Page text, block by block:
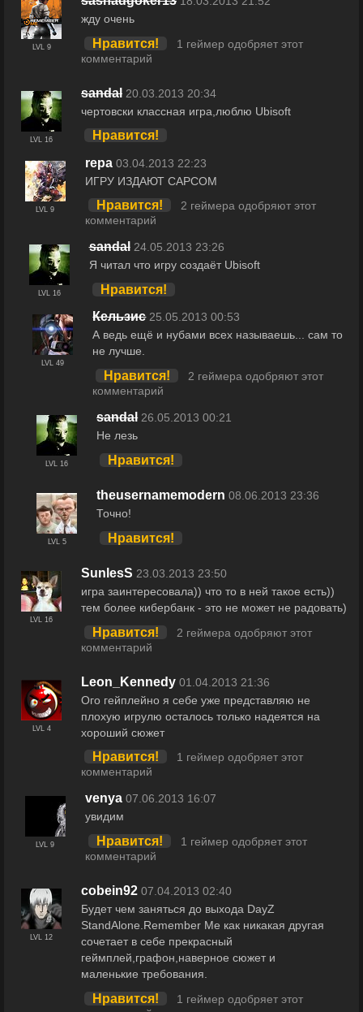
LVL 9
жду очень
Нравится!
1 геймер одобряет этот
комментарий
LVL 16
sandal 20.03.2013 20:34
чертовски классная игра,люблю Ubisoft
Нравится!
LVL 9
repa 03.04.2013 22:23
ИГРУ ИЗДАЮТ CAPCOM
Нравится!
2 геймера одобряют этот
комментарий
LVL 16
sandal 24.05.2013 23:26
Я читал что игру создаёт Ubisoft
Нравится!
LVL 49
Кельзис 25.05.2013 00:53
А ведь ещё и нубами всех называешь... сам то
не лучше.
Нравится!
2 геймера одобряют этот
комментарий
LVL 16
sandal 26.05.2013 00:21
Не лезь
Нравится!
LVL 5
theusernamemodern 08.06.2013 23:36
Точно!
Нравится!
LVL 16
SunlesS 23.03.2013 23:50
игра заинтересовала)) что то в ней такое есть))
тем более кибербанк - это не может не радовать)
Нравится!
2 геймера одобряют этот
комментарий
LVL 4
Leon_Kennedy 01.04.2013 21:36
Ого гейплейно я себе уже представляю не
плохую игрулю осталось только надеятся на
хороший сюжет
Нравится!
1 геймер одобряет этот
комментарий
LVL 9
venya 07.06.2013 16:07
увидим
Нравится!
1 геймер одобряет этот
комментарий
LVL 12
cobein92 07.04.2013 02:40
Будет чем заняться до выхода DayZ
StandAlone.Remember Me как никакая другая
сочетает в себе прекрасный
геймплей,графон,наверное сюжет и
маленькие требования.
Нравится!
1 геймер одобряет этот